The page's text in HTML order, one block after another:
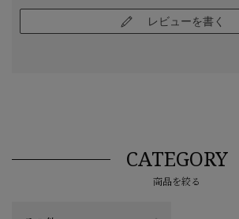
レビューを書く
CATEGORY
商品を絞る